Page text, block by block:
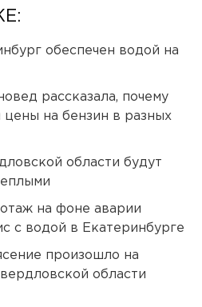
обеспечен водой на
рассказала, почему
цены на бензин в разных
области будут
на фоне аварии
с водой в Екатеринбурге
произошло на
области